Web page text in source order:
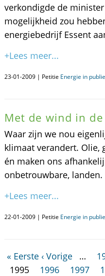
verkondigde de
mogelijkheid zou
energiebedrijf Essent
+Lees meer...
23-01-2009 | Petitie Energie in
Met de wind in
Waar zijn we nou
klimaat verandert. Olie,
én maken ons
onbetrouwbare, landen.
+Lees meer...
22-01-2009 | Petitie Energie in
« Eerste ‹ Vorige …
1995
1996 1997